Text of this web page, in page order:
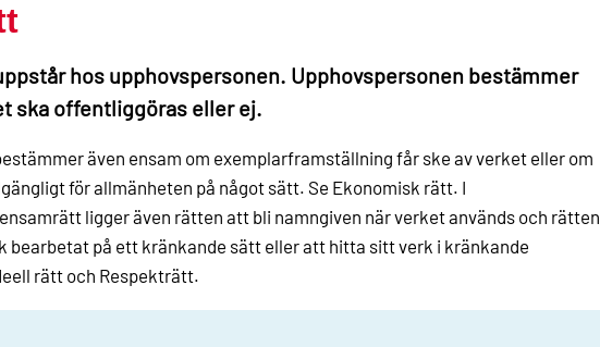
hos upphovspersonen. Upphovspersonen bestämmer
ska offentliggöras eller ej.
även ensam om exemplarframställning får ske av verket eller om
för allmänheten på något sätt. Se Ekonomisk rätt. I
ligger även rätten att bli namngiven när verket används och rätten
bearbetat på ett kränkande sätt eller att hitta sitt verk i kränkande
rätt och Respekträtt.